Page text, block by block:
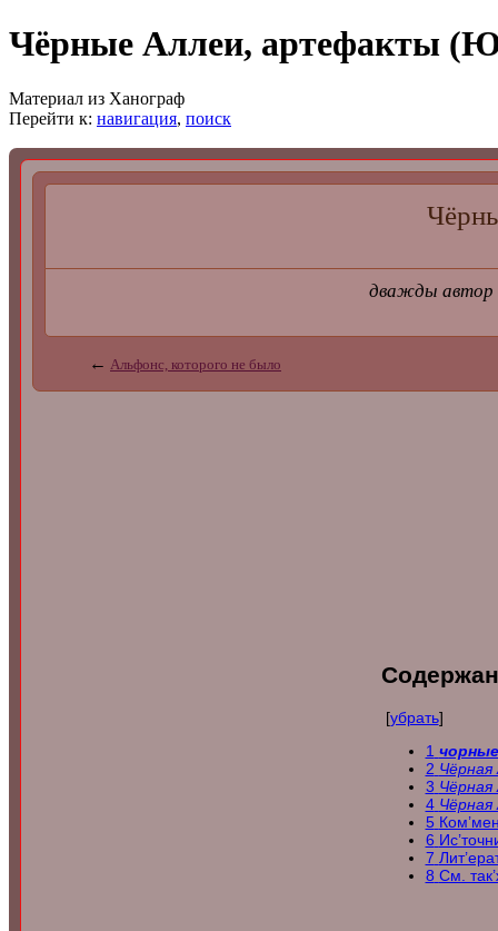
Чёрные Аллеи, артефакты
Материал из Ханограф
Перейти к: навигация, поиск
дважды
← Альфонс, которого не было
[убрать]
1
2 Чёрная
3
4 Чёрная
5
6
7
8 См.